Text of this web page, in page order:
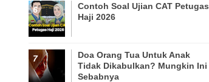
Contoh Soal Ujian CAT Petugas
Haji 2026
Doa Orang Tua Untuk Anak
Tidak Dikabulkan? Mungkin Ini
Sebabnya